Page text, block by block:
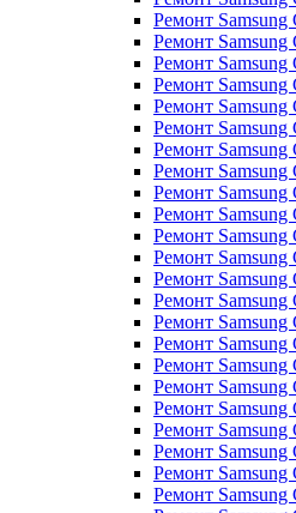
Ремонт
Ремонт
Ремонт
Ремонт
Ремонт
Ремонт
Ремонт
Ремонт
Ремонт
Ремонт
Ремонт Samsung
Ремонт Samsung
Ремонт Samsung
Ремонт
Ремонт Samsung
Ремонт Samsung
Ремонт Samsung
Ремонт
Ремонт Samsung
Ремонт Samsung
Ремонт Samsung
Ремонт Samsung
Ремонт Samsung